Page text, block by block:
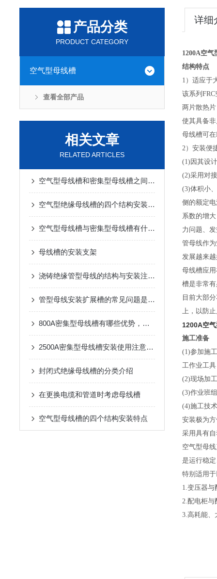
产品分类
PRODUCT CATEGORY
空气型母线槽
查看全部产品
相关文章
RELATED ARTICLES
空气型母线槽和密集型母线槽之间有什么区别
空气型绝缘母线槽的四个结构安装特点
空气型母线槽与密集型母线槽有什么区别？
母线槽的安装支架
浇铸绝缘管型母线的结构与安装注意事项说明
管型母线安装扩展槽的常见问题是啥？
800A密集型母线槽有哪些优势，怎么选择呢？
2500A密集型母线槽安装使用注意防水
封闭式绝缘母线槽的分类介绍
在更换电缆和管道时考虑母线槽
空气型母线槽的四个结构安装特点
详细
1200A空气
结构特点
1）适应于
该系列
两片散热
使其具备
母线槽可
2）安装便
(1)因其设
(2)采用对
(3)体积小
侧的额定
系数的增
力问题、
管母线作
发展越来
母线槽应
槽是非常
目前大部
上，以防
1200A空
施工准备
(1)参加施
工作业工
(2)现场加
(3)作业班
(4)施工技
安装极为
采用具有
空气型母
是运行稳
特别适用
1.变压器与
2.配电柜与
3.高耗能、